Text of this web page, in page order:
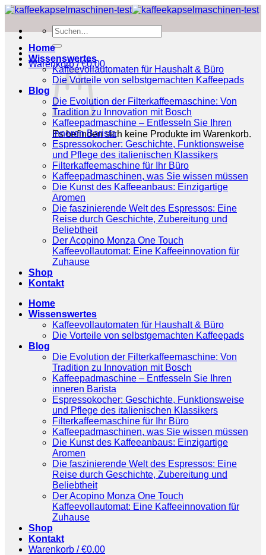
Zum
springen
Suchen
nach:
Warenkorb /€0.00
Es befinden sich keine Produkte im Warenkorb.
Home
Wissenswertes
Kaffeevollautomaten für Haushalt & Büro
Die Vorteile von selbstgemachten Kaffeepads
Blog
Die Evolution der Filterkaffeemaschine: Von
Tradition zu Innovation mit Bosch
Kaffeepadmaschine – Entfesseln Sie Ihren
inneren Barista
Espressokocher: Geschichte, Funktionsweise
und Pflege des italienischen Klassikers
Filterkaffeemaschine für Ihr Büro
Kaffeepadmaschinen, was Sie wissen müssen
Die Kunst des Kaffeeanbaus: Einzigartige
Aromen
Die faszinierende Welt des Espressos: Eine
Reise durch Geschichte, Zubereitung und
Beliebtheit
Der Acopino Monza One Touch
Kaffeevollautomat: Eine Kaffeeinnovation für
Zuhause
Shop
Kontakt
Home
Wissenswertes
Kaffeevollautomaten für Haushalt & Büro
Die Vorteile von selbstgemachten Kaffeepads
Blog
Die Evolution der Filterkaffeemaschine: Von
Tradition zu Innovation mit Bosch
Kaffeepadmaschine – Entfesseln Sie Ihren
inneren Barista
Espressokocher: Geschichte, Funktionsweise
und Pflege des italienischen Klassikers
Filterkaffeemaschine für Ihr Büro
Kaffeepadmaschinen, was Sie wissen müssen
Die Kunst des Kaffeeanbaus: Einzigartige
Aromen
Die faszinierende Welt des Espressos: Eine
Reise durch Geschichte, Zubereitung und
Beliebtheit
Der Acopino Monza One Touch
Kaffeevollautomat: Eine Kaffeeinnovation für
Zuhause
Shop
Kontakt
Warenkorb /€0.00